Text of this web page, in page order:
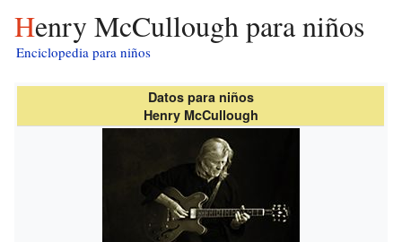
Henry McCullough para niños
Enciclopedia para niños
Datos para niños
Henry McCullough